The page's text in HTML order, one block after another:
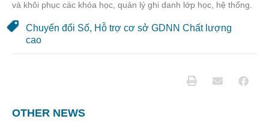
và khôi phục các khóa học, quản lý ghi danh lớp học, hệ thống.
Chuyển đổi Số, Hỗ trợ cơ sở GDNN Chất lượng
cao
OTHER NEWS